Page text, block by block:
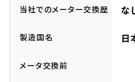
当社でのメーター交換歴 な
製造国名 日
メータ交換前
ホンダドリーム 所沢
ホンダドリーム 大宮
ホンダドリーム 狭山